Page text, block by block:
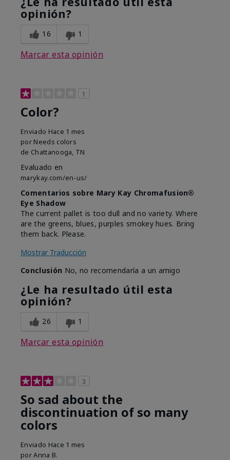
opinión?
16 1
Marcar esta opinión
1
Color?
Enviado Hace 1 mes
por Needs colors
de Chattanooga, TN
Evaluado en
marykay.com/en-us/
Comentarios sobre Mary Kay Chromafusion®
Eye Shadow
The current pallet is too dull and no variety. Where
are the greens, blues, purples smokey hues. Bring
them back. Please.
Mostrar Traducción
Conclusión No, no recomendaría a un amigo
¿Le ha resultado útil esta
opinión?
26 1
Marcar esta opinión
3
So sad about the
discontinuation of so many
colors
Enviado Hace 1 mes
porAnna B.